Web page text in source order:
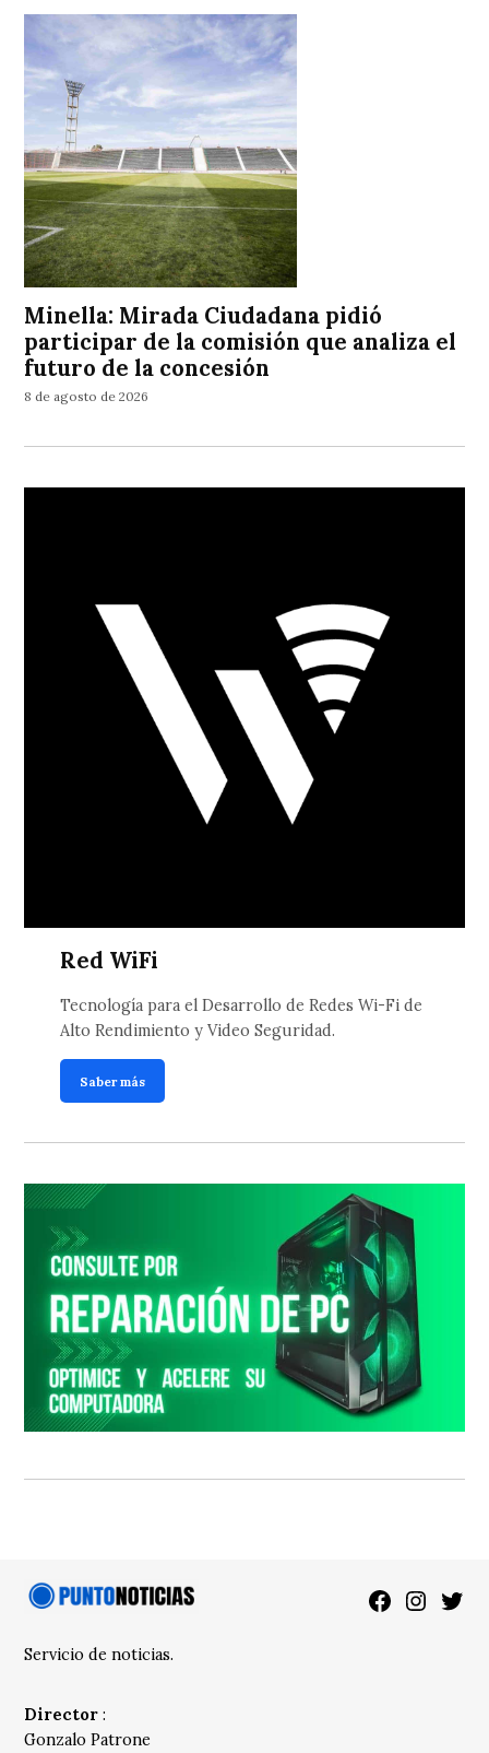
Minella: Mirada Ciudadana pidió
participar de la comisión que analiza el
futuro de la concesión
8 de agosto de 2026
Red WiFi
Tecnología para el Desarrollo de Redes Wi-Fi de
Alto Rendimiento y Video Seguridad.
Saber más
Facebook
Servicio de noticias.
Director :
Gonzalo Patrone